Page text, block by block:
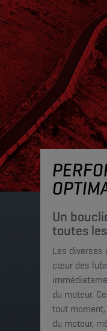
Un
toutes
Les diverses
cœur des
du moteur.
tout
du moteur,